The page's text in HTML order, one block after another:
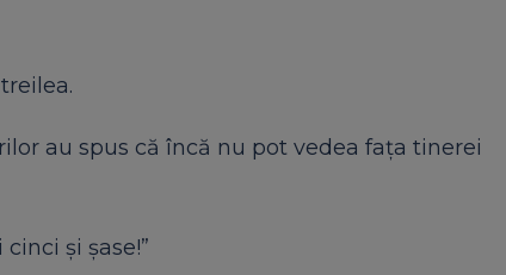
au spus că încă nu pot vedea fața tinerei
și șase!”